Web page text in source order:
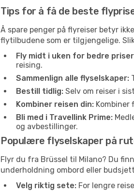
Tips for å få de beste
Å spare penger på flyreiser betyr
flytilbudene som er tilgjengelige.
Fly midt i uken for bedre
reising.
Sammenlign alle flyselskaper:
Bestill tidlig: Selv om reiser i
Kombiner reisen din: Kombiner
Bli med i Travellink Prime:
og avbestillinger.
Populære flyselskaper på
Flyr du fra Brüssel til Milano? Du
underholdning ombord eller
Velg riktig sete: For lengre